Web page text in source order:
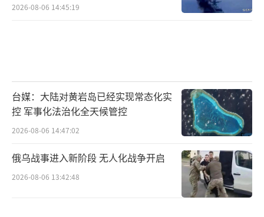
2026-08-06 14:45:19
台媒：大陆对黄岩岛已经实现常态化实
控 军事化法治化全天候管控
2026-08-06 14:47:02
俄乌战事进入新阶段 无人化战争开启
2026-08-06 13:42:48